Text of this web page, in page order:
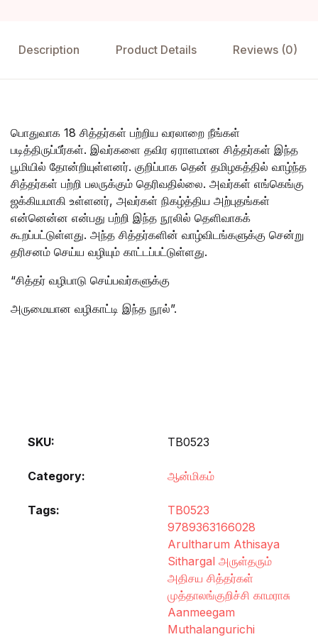
Description Product Details Reviews (0)
பொதுவாக 18 சித்தர்கள் பற்றிய வரலாறை நீங்கள்
படித்திருப்பீர்கள். இவர்களை தவிர ஏராளமான சித்தர்கள் இந்த
பூமியில் தோன்றியுள்ளனர். குறிப்பாக தென் தமிழகத்தில் வாழ்ந்த
சித்தர்கள் பற்றி பலருக்கும் தெரிவதில்லை. அவர்கள் எங்கெங்கு
ஜக்கியமாகி உள்ளனர், அவர்கள் நிகழ்த்திய அற்புதங்கள்
என்னென்ன என்பது பற்றி இந்த நூலில் தெளிவாகக்
கூறப்பட்டுள்ளது. அந்த சித்தர்களின் வாழ்விடங்களுக்கு சென்று
தரிசனம் செய்ய வழியும் காட்டப்பட்டுள்ளது.
“சித்தர் வழிபாடு செய்பவர்களுக்கு
அருமையான வழிகாட்டி இந்த நூல்”.
SKU: TB0523
Category: ஆன்மிகம்
Tags:
TB0523
9789363166028
Arultharum Athisaya
Sithargal அருள்தரும்
அதிசய சித்தர்கள்
முத்தாலங்குறிச்சி காமராசு
Aanmeegam
Muthalangurichi